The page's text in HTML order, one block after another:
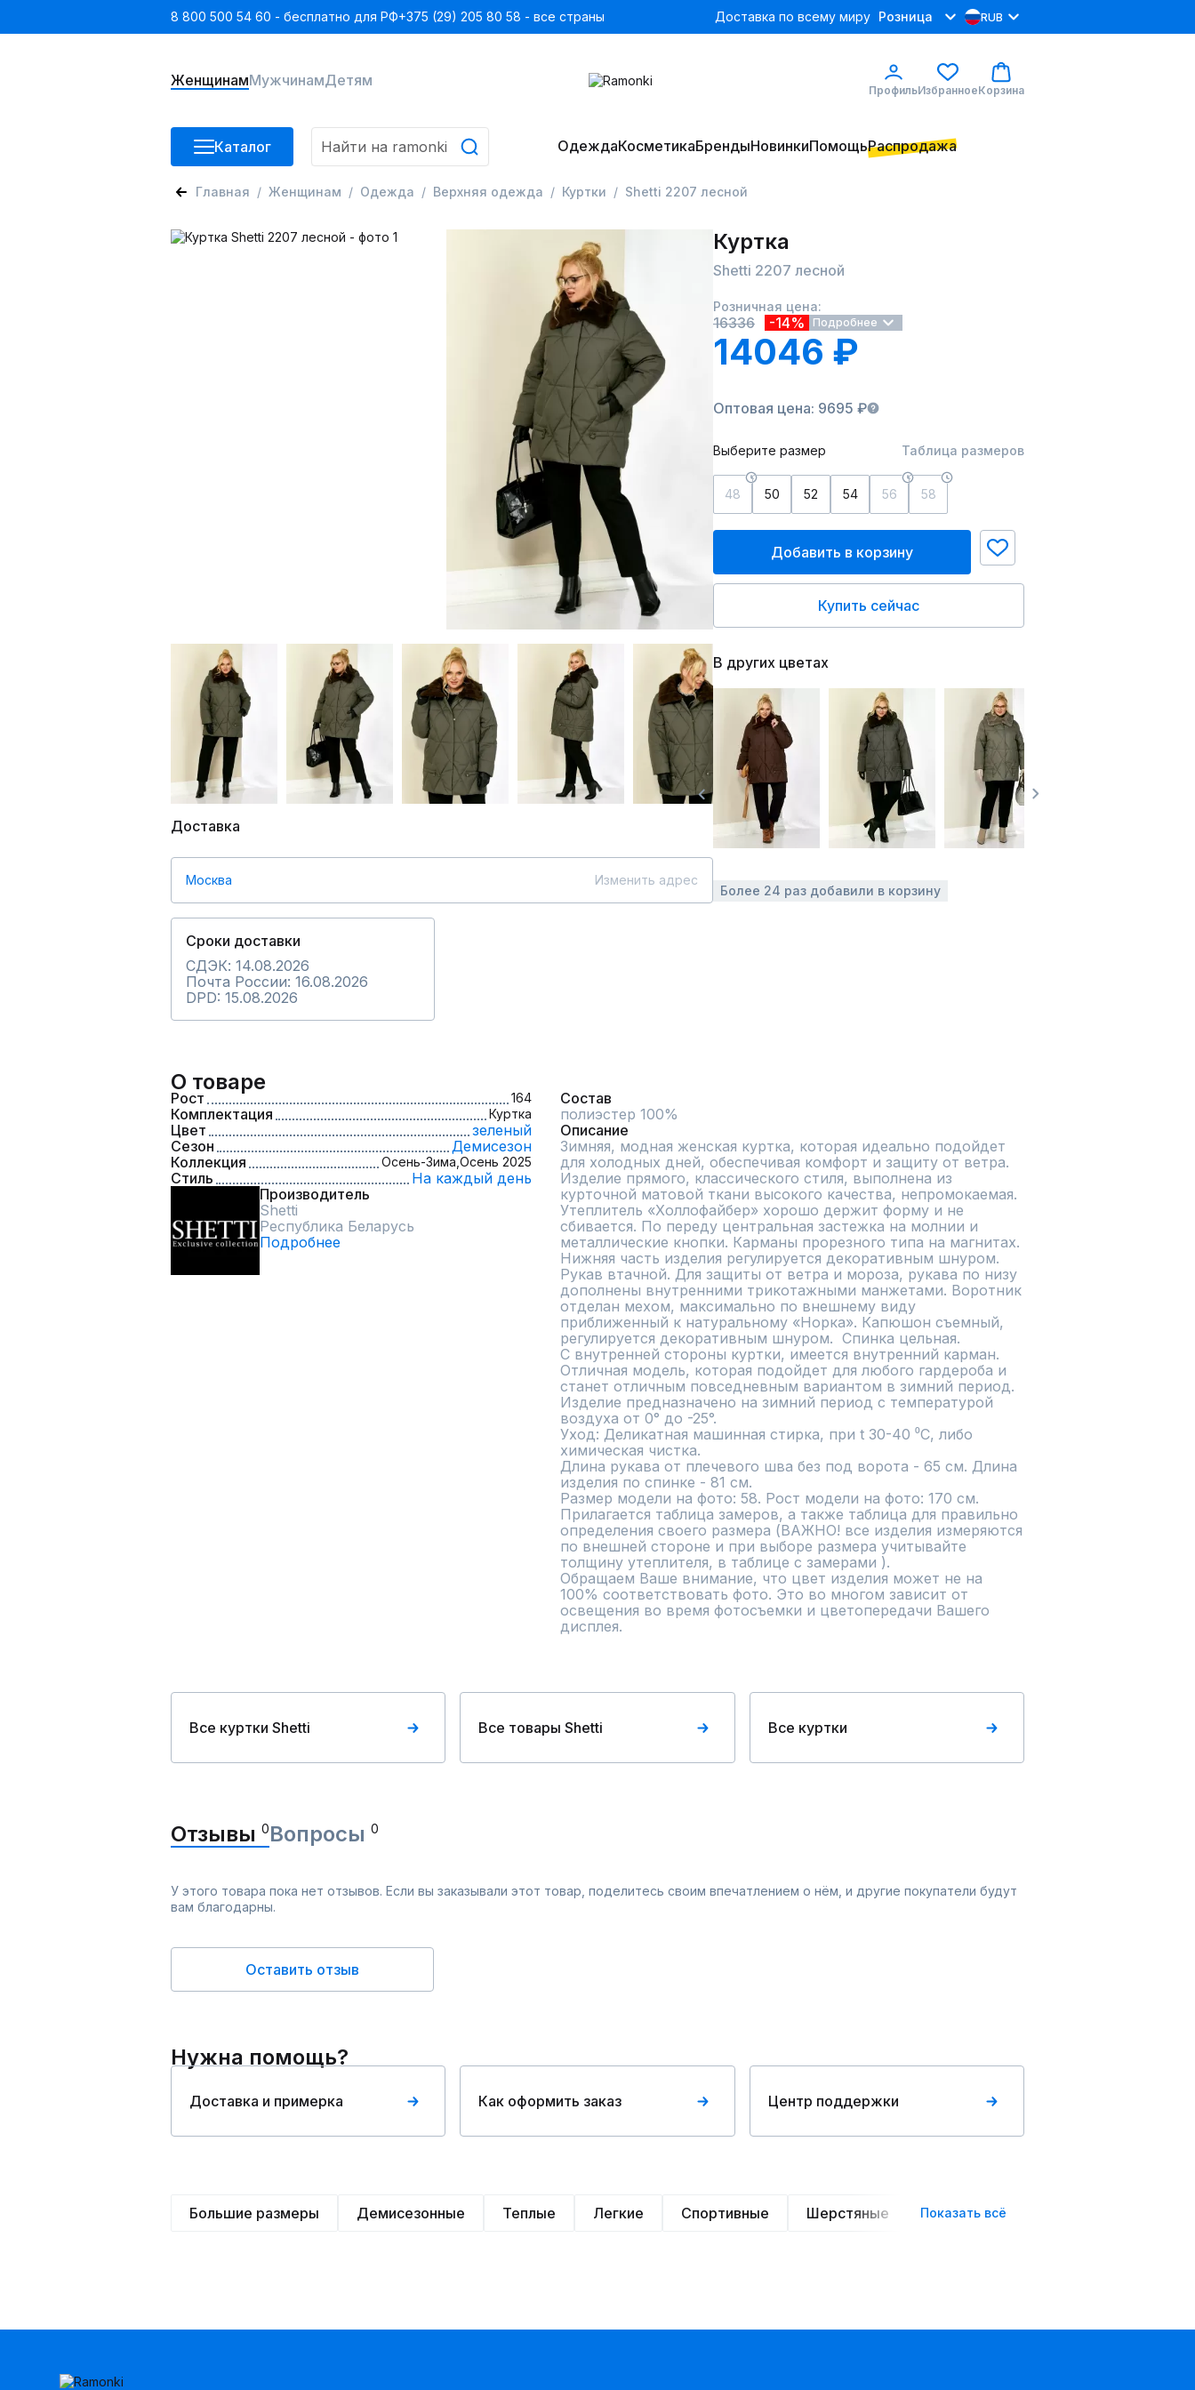
8 800 500 54 60 - бесплатно для РФ+375 (29) 205 80 58 - все страны Доставка по всему миру Розница RUB
ЖенщинамМужчинамДетям
ПрофильИзбранноеКорзина
Каталог ОдеждаКосметикаБрендыНовинкиПомощьРаспродажа
Главная Женщинам Одежда Верхняя одежда Куртки Shetti 2207 лесной
Доставка
Москва Изменить адрес
Сроки доставки
СДЭК: 14.08.2026
Почта России: 16.08.2026
DPD: 15.08.2026
Куртка
Shetti 2207 лесной
Розничная цена:
16336 -14% Подробнее
14046 ₽
Оптовая цена: 9695 ₽
Выберите размер Таблица размеров
48 50 52 54 56 58
Добавить в корзину
Купить сейчас
В других цветах
Более 24 раз добавили в корзину
О товаре
Рост 164
Комплектация Куртка
Цвет
зеленый
Сезон
Демисезон
Коллекция
Осень-Зима, Осень 2025
Стиль
На каждый день
Производитель
Shetti
Республика Беларусь
Подробнее
Состав
полиэстер 100%
Описание
Зимняя, модная женская куртка, которая идеально подойдет
для холодных дней, обеспечивая комфорт и защиту от ветра.
Изделие прямого, классического стиля, выполнена из
курточной матовой ткани высокого качества, непромокаемая.
Утеплитель «Холлофайбер» хорошо держит форму и не
сбивается. По переду центральная застежка на молнии и
металлические кнопки. Карманы прорезного типа на магнитах.
Нижняя часть изделия регулируется декоративным шнуром.
Рукав втачной. Для защиты от ветра и мороза, рукава по низу
дополнены внутренними трикотажными манжетами. Воротник
отделан мехом, максимально по внешнему виду
приближенный к натуральному «Норка». Капюшон съемный,
регулируется декоративным шнуром.  Спинка цельная.
С внутренней стороны куртки, имеется внутренний карман.
Отличная модель, которая подойдет для любого гардероба и
станет отличным повседневным вариантом в зимний период.
Изделие предназначено на зимний период с температурой
воздуха от 0° до -25°.
Уход: Деликатная машинная стирка, при t 30-40 ⁰C, либо
химическая чистка.
Длина рукава от плечевого шва без под ворота - 65 см. Длина
изделия по спинке - 81 см.
Размер модели на фото: 58. Рост модели на фото: 170 см.
Прилагается таблица замеров, а также таблица для правильно
определения своего размера (ВАЖНО! все изделия измеряются
по внешней стороне и при выборе размера учитывайте
толщину утеплителя, в таблице с замерами ).
Обращаем Ваше внимание, что цвет изделия может не на
100% соответствовать фото. Это во многом зависит от
освещения во время фотосъемки и цветопередачи Вашего
дисплея.
Все куртки Shetti Все товары Shetti Все куртки
Отзывы 0Вопросы 0
У этого товара пока нет отзывов. Если вы заказывали этот товар, поделитесь своим впечатлением о нём, и другие покупатели будут
вам благодарны.
Оставить отзыв
Нужна помощь?
Доставка и примерка Как оформить заказ Центр поддержки
Большие размеры Демисезонные Теплые Легкие Спортивные Шерстяные Джинсовые
Показать всё